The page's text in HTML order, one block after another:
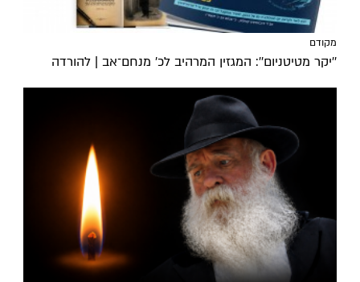
מקודם
''יקר מטיטניום'': המגזין המרהיב לכ’ מנחם־אב | להורדה